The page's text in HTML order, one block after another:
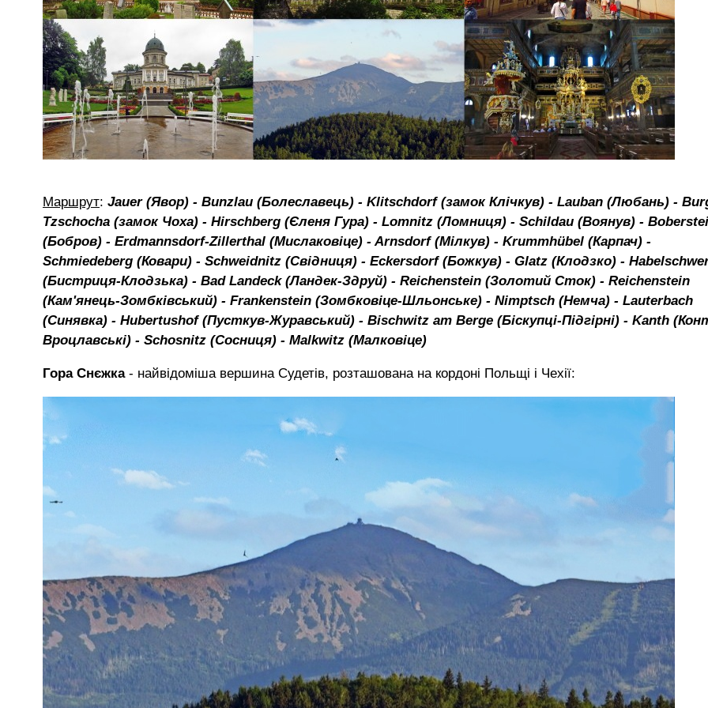
Маршрут: Jauer (Явор) - Bunzlau (Болеславець) - Klitschdorf (замок Клічкув) - Lauban (Любань) -
Tzschocha (замок Чоха) - Hirschberg (Єленя Гура) - Lomnitz (Ломниця) - Schildau (Воянув) -
(Бобров) - Erdmannsdorf-Zillerthal (Мислаковіце) - Arnsdorf (Мілкув) - Krummhübel (Карпач) -
Schmiedeberg (Ковари) - Schweidnitz (Свідниця) - Eckersdorf (Божкув) - Glatz (Клодзко) -
(Бистриця-Клодзька) - Bad Landeck (Ландек-Здруй) - Reichenstein (Золотий Сток) - Reichenstein
(Кам'янець-Зомбківський) - Frankenstein (Зомбковіце-Шльонське) - Nimptsch (Немча) - Lauterbach
(Синявка) - Hubertushof (Пусткув-Журавський) - Bischwitz am Berge (Біскупці-Підгірні) - Kanth
Вроцлавські) - Schosnitz (Сосниця) - Malkwitz (Малковіце)
Гора Снєжка- найвідоміша вершина Судетів, розташована на кордоні Польщі і Чехії: